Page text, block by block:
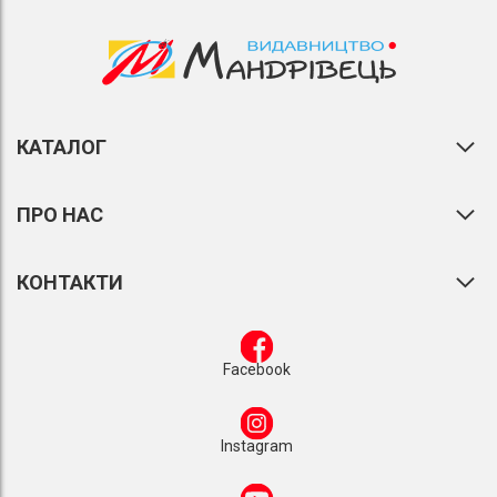
КАТАЛОГ
ПРО НАС
КОНТАКТИ
Facebook
Instagram